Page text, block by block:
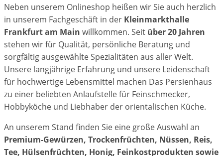
Neben unserem Onlineshop heißen wir Sie auch herzlich
in unserem Fachgeschäft in der Kleinmarkthalle
Frankfurt am Main willkommen. Seit über 20 Jahren
stehen wir für Qualität, persönliche Beratung und
sorgfältig ausgewählte Spezialitäten aus aller Welt.
Unsere langjährige Erfahrung und unsere Leidenschaft
für hochwertige Lebensmittel machen Das Persienhaus
zu einer beliebten Anlaufstelle für Feinschmecker,
Hobbyköche und Liebhaber der orientalischen Küche.
An unserem Stand finden Sie eine große Auswahl an
Premium-Gewürzen, Trockenfrüchten, Nüssen, Reis,
Tee, Hülsenfrüchten, Honig, Feinkostprodukten sowie